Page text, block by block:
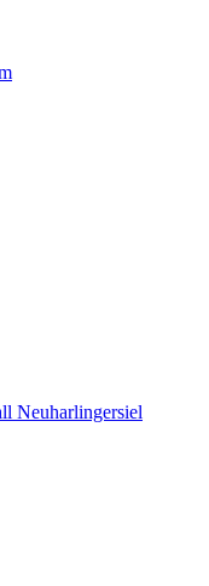
Neuharlingersiel